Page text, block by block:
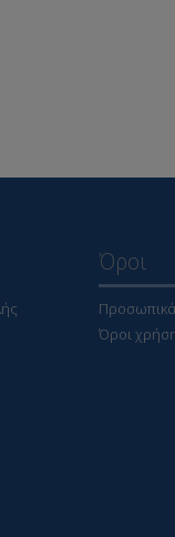
Όροι
Όροι